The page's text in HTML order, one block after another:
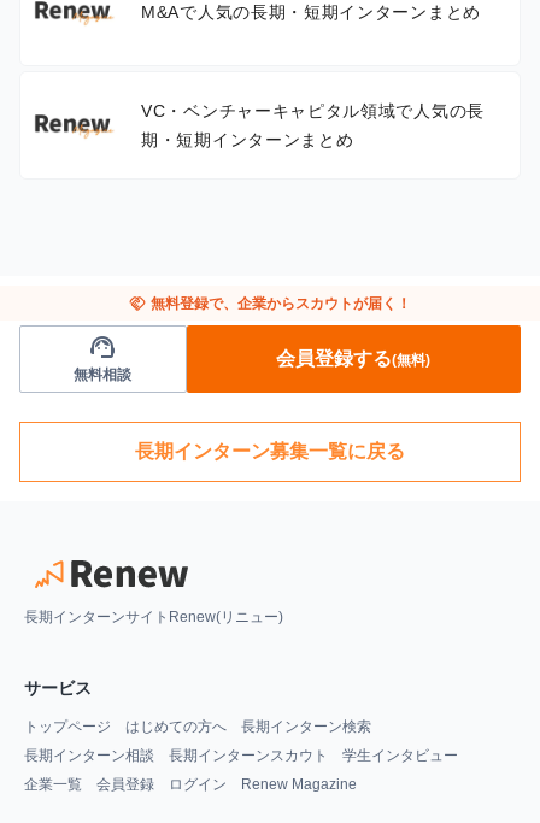
M&Aで人気の長期・短期インターンまとめ
VC・ベンチャーキャピタル領域で人気の長
期・短期インターンまとめ
handshake 無料登録で、企業からスカウトが届く！
support_agent
無料相談
会員登録する(無料)
長期インターン募集一覧に戻る
長期インターンサイトRenew(リニュー)
サービス
トップページ はじめての方へ
長期インターン検索
長期インターン相談
長期インターンスカウト
学生インタビュー
企業一覧
会員登録 ログイン Renew Magazine